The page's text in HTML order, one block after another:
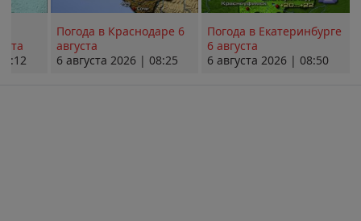
Погода в Краснодаре 6
августа
6 августа 2026 | 08:25
Погода в Екатеринбурге
6 августа
6 августа 2026 | 08:50